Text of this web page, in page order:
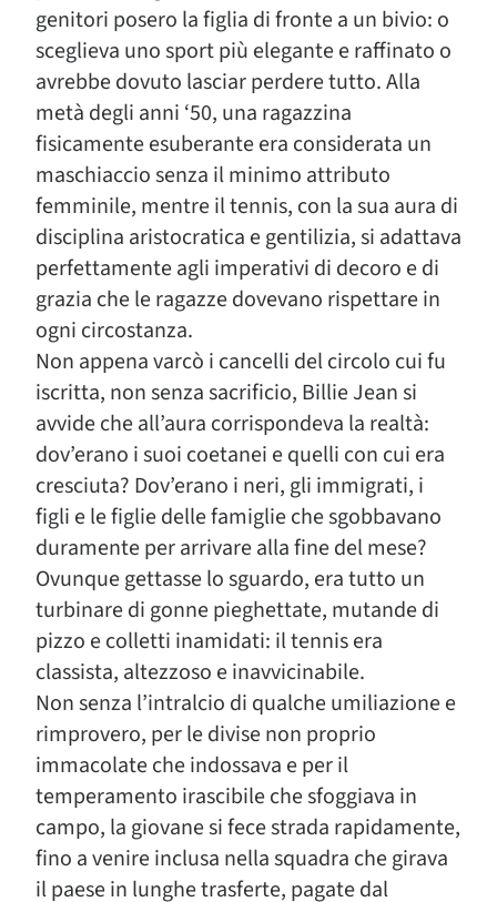
genitori posero la figlia di fronte a un bivio: o
sceglieva uno sport più elegante e raffinato o
avrebbe dovuto lasciar perdere tutto. Alla
metà degli anni ‘50, una ragazzina
fisicamente esuberante era considerata un
maschiaccio senza il minimo attributo
femminile, mentre il tennis, con la sua aura di
disciplina aristocratica e gentilizia, si adattava
perfettamente agli imperativi di decoro e di
grazia che le ragazze dovevano rispettare in
ogni circostanza.
Non appena varcò i cancelli del circolo cui fu
iscritta, non senza sacrificio, Billie Jean si
avvide che all’aura corrispondeva la realtà:
dov’erano i suoi coetanei e quelli con cui era
cresciuta? Dov’erano i neri, gli immigrati, i
figli e le figlie delle famiglie che sgobbavano
duramente per arrivare alla fine del mese?
Ovunque gettasse lo sguardo, era tutto un
turbinare di gonne pieghettate, mutande di
pizzo e colletti inamidati: il tennis era
classista, altezzoso e inavvicinabile.
Non senza l’intralcio di qualche umiliazione e
rimprovero, per le divise non proprio
immacolate che indossava e per il
temperamento irascibile che sfoggiava in
campo, la giovane si fece strada rapidamente,
fino a venire inclusa nella squadra che girava
il paese in lunghe trasferte, pagate dal